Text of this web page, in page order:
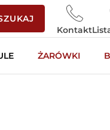
Kontakt
ŻARÓWKI